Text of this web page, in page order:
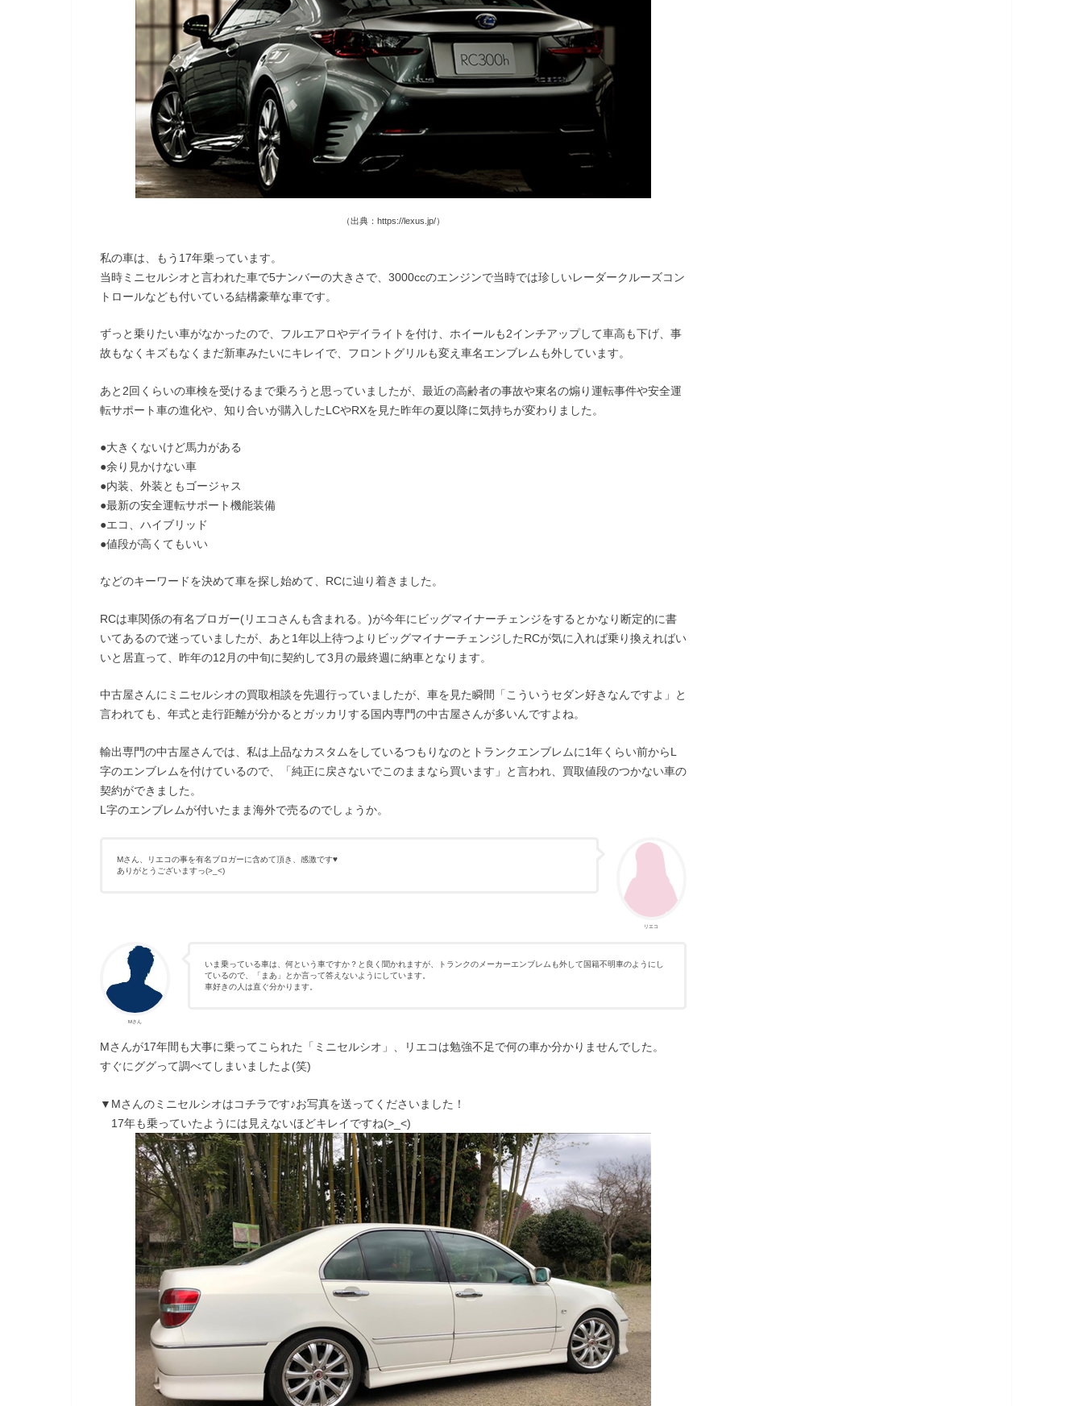
（出典：https://lexus.jp/）
私の車は、もう17年乗っています。
当時ミニセルシオと言われた車で5ナンバーの大きさで、3000ccのエンジンで当時では珍しいレーダークルーズコン
トロールなども付いている結構豪華な車です。
ずっと乗りたい車がなかったので、フルエアロやデイライトを付け、ホイールも2インチアップして車高も下げ、事
故もなくキズもなくまだ新車みたいにキレイで、フロントグリルも変え車名エンブレムも外しています。
あと2回くらいの車検を受けるまで乗ろうと思っていましたが、最近の高齢者の事故や東名の煽り運転事件や安全運
転サポート車の進化や、知り合いが購入したLCやRXを見た昨年の夏以降に気持ちが変わりました。
●大きくないけど馬力がある
●余り見かけない車
●内装、外装ともゴージャス
●最新の安全運転サポート機能装備
●エコ、ハイブリッド
●値段が高くてもいい
などのキーワードを決めて車を探し始めて、RCに辿り着きました。
RCは車関係の有名ブロガー(リエコさんも含まれる。)が今年にビッグマイナーチェンジをするとかなり断定的に書
いてあるので迷っていましたが、あと1年以上待つよりビッグマイナーチェンジしたRCが気に入れば乗り換えればい
いと居直って、昨年の12月の中旬に契約して3月の最終週に納車となります。
中古屋さんにミニセルシオの買取相談を先週行っていましたが、車を見た瞬間「こういうセダン好きなんですよ」と
言われても、年式と走行距離が分かるとガッカリする国内専門の中古屋さんが多いんですよね。
輸出専門の中古屋さんでは、私は上品なカスタムをしているつもりなのとトランクエンブレムに1年くらい前からL
字のエンブレムを付けているので、「純正に戻さないでこのままなら買います」と言われ、買取値段のつかない車の
契約ができました。
L字のエンブレムが付いたまま海外で売るのでしょうか。
リエコ
Mさん、リエコの事を有名ブロガーに含めて頂き、感激です♥
ありがとうございますっ(>_<)
Mさん
いま乗っている車は、何という車ですか？と良く聞かれますが、トランクのメーカーエンブレムも外して国籍不明車のようにし
ているので、「まあ」とか言って答えないようにしています。
車好きの人は直ぐ分かります。
Mさんが17年間も大事に乗ってこられた「ミニセルシオ」、リエコは勉強不足で何の車か分かりませんでした。
すぐにググって調べてしまいましたよ(笑)
▼Mさんのミニセルシオはコチラです♪お写真を送ってくださいました！
17年も乗っていたようには見えないほどキレイですね(>_<)